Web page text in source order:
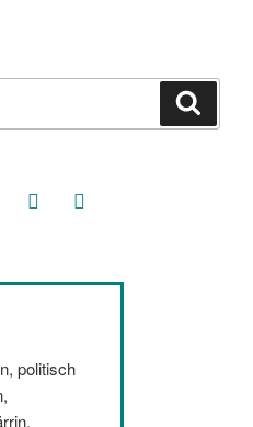
threads goodreads
politisch